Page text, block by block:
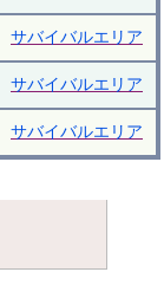
サバイバルエリア
サバイバルエリア
サバイバルエリア